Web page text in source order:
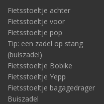
Fietsstoeltje achter
Fietsstoeltje voor
Fietsstoeltje pop
Tip: een zadel op stang
(buiszadel)
Fietsstoeltje Bobike
Fietsstoeltje Yepp
Fietsstoeltje bagagedrager
Buiszadel